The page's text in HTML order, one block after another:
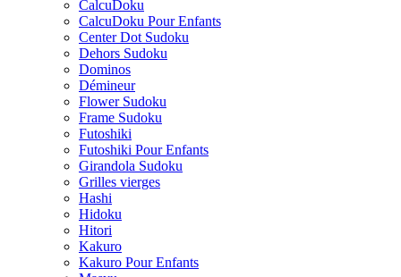
CalcuDoku
CalcuDoku Pour Enfants
Center Dot Sudoku
Dehors Sudoku
Dominos
Démineur
Flower Sudoku
Frame Sudoku
Futoshiki
Futoshiki Pour Enfants
Girandola Sudoku
Grilles vierges
Hashi
Hidoku
Hitori
Kakuro
Kakuro Pour Enfants